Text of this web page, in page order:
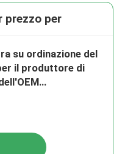
per
su ordinazione del
il produttore di